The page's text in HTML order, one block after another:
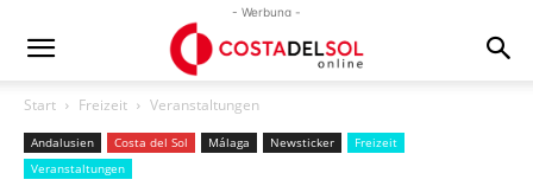
- Werbung -
Start Freizeit Veranstaltungen
Andalusien Costa del Sol Málaga Newsticker
Freizeit
Veranstaltungen